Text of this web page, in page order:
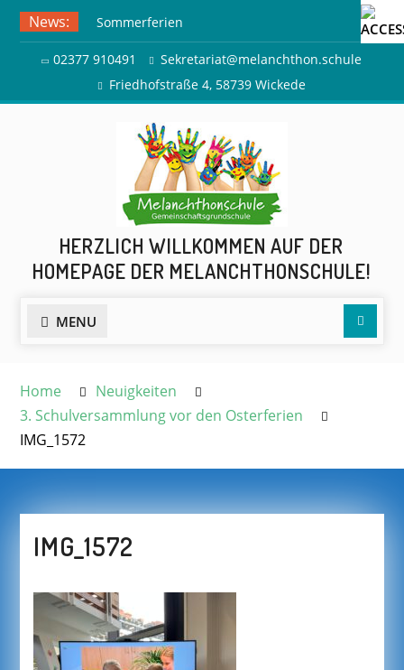
Skip
content
News:
Sommerferien
Ausflug zur Freilichtbühne
Herdringen
02377 910491
Sekretariat@melanchthon.schule
Friedhofstraße 4, 58739 Wickede
HERZLICH WILLKOMMEN AUF DER
HOMEPAGE DER MELANCHTHONSCHULE!
MENU
Home
Neuigkeiten
3. Schulversammlung vor den Osterferien
IMG_1572
IMG_1572